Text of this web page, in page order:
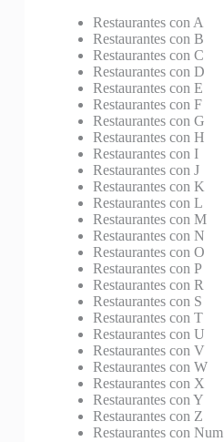
Restaurantes con A
Restaurantes con B
Restaurantes con C
Restaurantes con D
Restaurantes con E
Restaurantes con F
Restaurantes con G
Restaurantes con H
Restaurantes con I
Restaurantes con J
Restaurantes con K
Restaurantes con L
Restaurantes con M
Restaurantes con N
Restaurantes con O
Restaurantes con P
Restaurantes con R
Restaurantes con S
Restaurantes con T
Restaurantes con U
Restaurantes con V
Restaurantes con W
Restaurantes con X
Restaurantes con Y
Restaurantes con Z
Restaurantes con Num